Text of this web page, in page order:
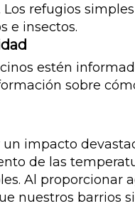
Los refugios
e insectos.
estén
sobre
impacto
de las
Al proporcionar
nuestros barrios